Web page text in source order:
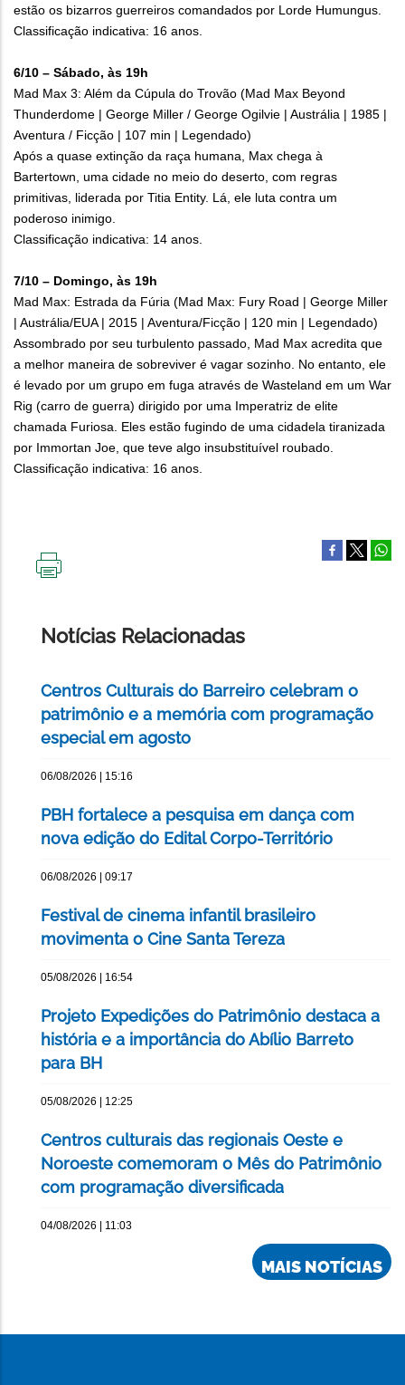
estão os bizarros guerreiros comandados por Lorde Humungus.
Classificação indicativa: 16 anos.
6/10 – Sábado, às 19h
Mad Max 3: Além da Cúpula do Trovão (Mad Max Beyond
Thunderdome | George Miller / George Ogilvie | Austrália | 1985 |
Aventura / Ficção | 107 min | Legendado)
Após a quase extinção da raça humana, Max chega à
Bartertown, uma cidade no meio do deserto, com regras
primitivas, liderada por Titia Entity. Lá, ele luta contra um
poderoso inimigo.
Classificação indicativa: 14 anos.
7/10 – Domingo, às 19h
Mad Max: Estrada da Fúria (Mad Max: Fury Road | George Miller
| Austrália/EUA | 2015 | Aventura/Ficção | 120 min | Legendado)
Assombrado por seu turbulento passado, Mad Max acredita que
a melhor maneira de sobreviver é vagar sozinho. No entanto, ele
é levado por um grupo em fuga através de Wasteland em um War
Rig (carro de guerra) dirigido por uma Imperatriz de elite
chamada Furiosa. Eles estão fugindo de uma cidadela tiranizada
por Immortan Joe, que teve algo insubstituível roubado.
Classificação indicativa: 16 anos.
Notícias Relacionadas
Centros Culturais do Barreiro celebram o
patrimônio e a memória com programação
especial em agosto
06/08/2026 | 15:16
PBH fortalece a pesquisa em dança com
nova edição do Edital Corpo-Território
06/08/2026 | 09:17
Festival de cinema infantil brasileiro
movimenta o Cine Santa Tereza
05/08/2026 | 16:54
Projeto Expedições do Patrimônio destaca a
história e a importância do Abílio Barreto
para BH
05/08/2026 | 12:25
Centros culturais das regionais Oeste e
Noroeste comemoram o Mês do Patrimônio
com programação diversificada
04/08/2026 | 11:03
MAIS NOTÍCIAS